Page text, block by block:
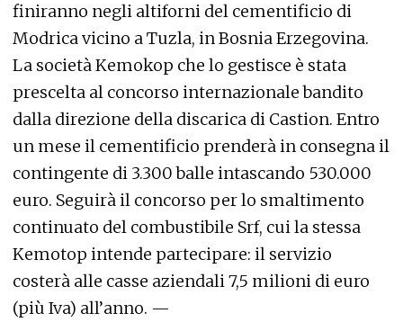
finiranno negli altiforni del cementificio di
Modrica vicino a Tuzla, in Bosnia Erzegovina.
La società Kemokop che lo gestisce è stata
prescelta al concorso internazionale bandito
dalla direzione della discarica di Castion. Entro
un mese il cementificio prenderà in consegna il
contingente di 3.300 balle intascando 530.000
euro. Seguirà il concorso per lo smaltimento
continuato del combustibile Srf, cui la stessa
Kemotop intende partecipare: il servizio
costerà alle casse aziendali 7,5 milioni di euro
(più Iva) all’anno. —